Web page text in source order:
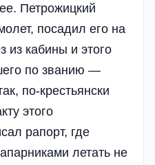
Петрожицкий
посадил его на
из кабины и этого
по званию —
по-крестьянски
этого
рапорт, где
летать не